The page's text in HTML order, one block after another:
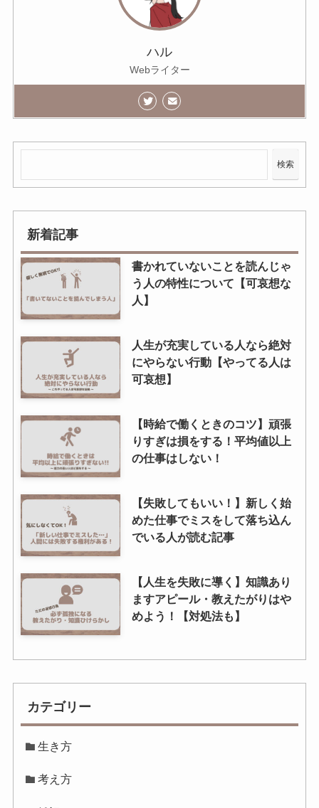
ハル
Webライター
検索
新着記事
書かれていないことを読んじゃ
う人の特性について【可哀想な
人】
人生が充実している人なら絶対
にやらない行動【やってる人は
可哀想】
【時給で働くときのコツ】頑張
りすぎは損をする！平均値以上
の仕事はしない！
【失敗してもいい！】新しく始
めた仕事でミスをして落ち込ん
でいる人が読む記事
【人生を失敗に導く】知識あり
ますアピール・教えたがりはや
めよう！【対処法も】
カテゴリー
生き方
考え方